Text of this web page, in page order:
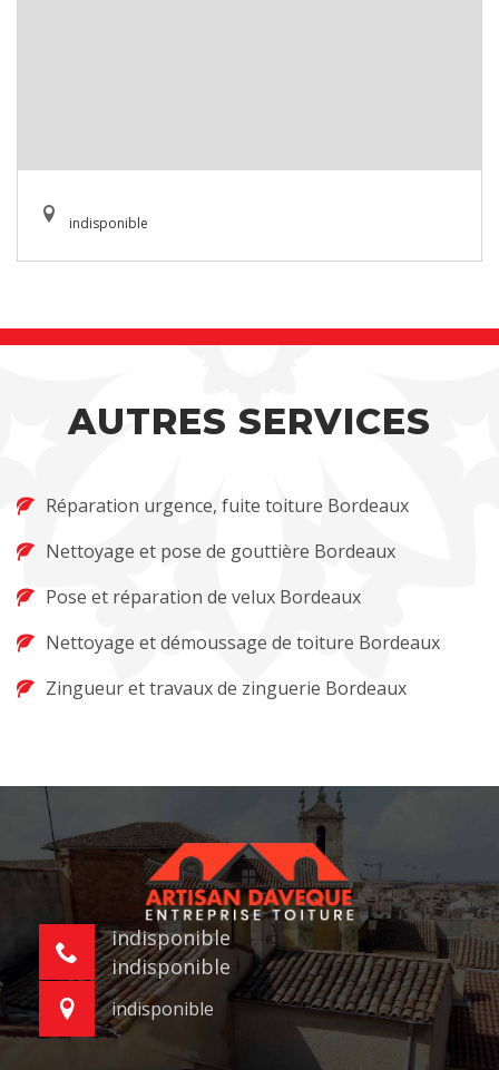
indisponible
AUTRES SERVICES
Réparation urgence, fuite toiture Bordeaux
Nettoyage et pose de gouttière Bordeaux
Pose et réparation de velux Bordeaux
Nettoyage et démoussage de toiture Bordeaux
Zingueur et travaux de zinguerie Bordeaux
indisponible
indisponible
indisponible